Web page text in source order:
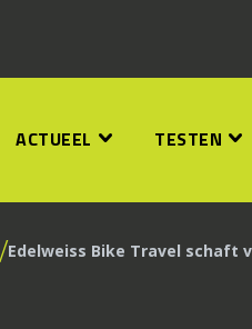
ACTUEEL TESTEN
/Edelweiss Bike Travel schaft